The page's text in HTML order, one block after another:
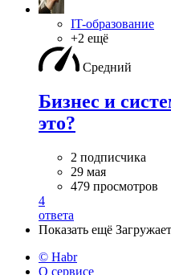
IT-образование
+2 ещё
Средний
Бизнес и
это?
2 подписчика
29 мая
479 просмотров
4
ответа
Показать ещё
© Habr
О сервисе